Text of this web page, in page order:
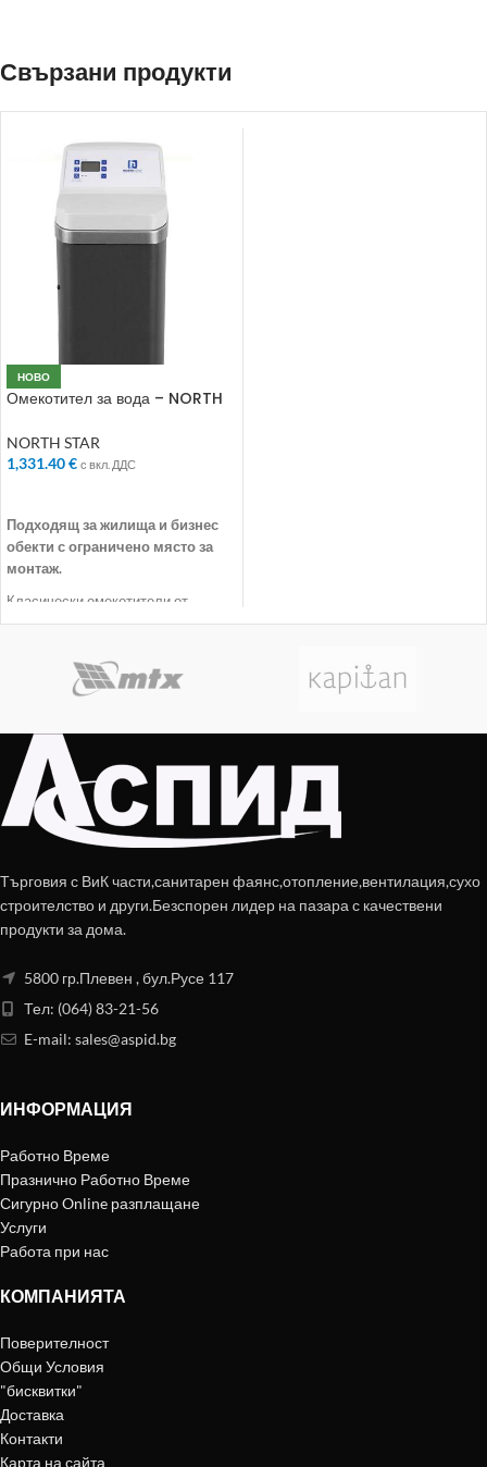
Свързани продукти
НОВО
Омекотител за вода – NORTH
NORTH STAR
1,331.40€ с вкл. ДДС
Подходящ за жилища и бизнес
обекти с ограничено място за
монтаж.
Класически омекотители от
нискобюджетна серия NORTH
Омекотителите от тази серия са с
опростено управление. Напълно
логично прогнозиране въз основа
на данни от експлоатация на
уреда.
Благодарение на променливата
система за регенерация,
омекотителите North Star ,ще се
регенерират според реалните
нужди на обекта, в който са
инсталирани. Регенерацията е
напълно автоматична и е пряко
Търговия с ВиК части,санитарен фаянс,отопление,вентилация,сухо
строителство и други.Безспорен лидер на пазара с качествени
продукти за дома.
5800 гр.Плевен , бул.Русе 117
Тел: (064) 83-21-56
E-mail: sales@aspid.bg
ИНФОРМАЦИЯ
Работно Време
Празнично Работно Време
Сигурно Online разплащане
Услуги
Работа при нас
КОМПАНИЯТА
Поверителност
Общи Условия
"бисквитки"
Доставка
Контакти
Карта на сайта